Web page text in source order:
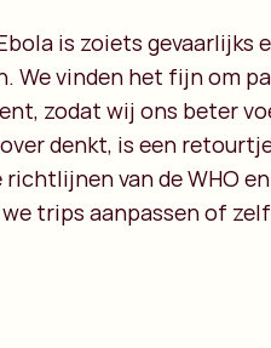
is zoiets
We vinden het fijn om
zodat wij ons beter
denkt, is een
van de WHO
trips aanpassen of